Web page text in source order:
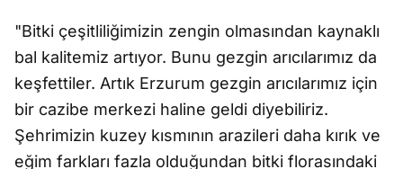
"Bitki çeşitliliğimizin zengin olmasından kaynaklı
bal kalitemiz artıyor. Bunu gezgin arıcılarımız da
keşfettiler. Artık Erzurum gezgin arıcılarımız için
bir cazibe merkezi haline geldi diyebiliriz.
Şehrimizin kuzey kısmının arazileri daha kırık ve
eğim farkları fazla olduğundan bitki florasındaki